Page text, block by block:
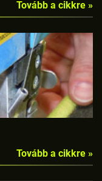
Tovább a cikkre »
Tovább a cikkre »